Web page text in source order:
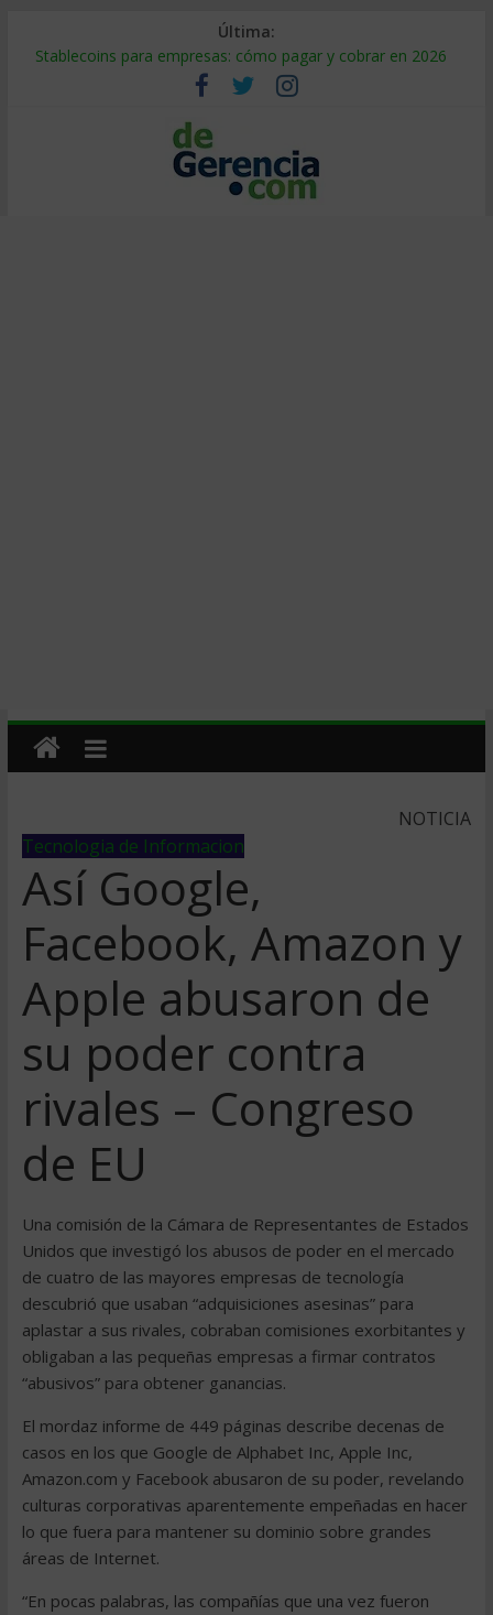
Última:
Stablecoins para empresas: cómo pagar y cobrar en 2026
Despido silencioso: qué es y por qué sale tan caro
IA en selección de personal: cómo auditarla a tiempo
Trabajo forzoso en la cadena de suministro: qué hacer
Mercado hispano de EE. UU.: cómo segmentarlo y venderle
NOTICIA
Tecnologia de Informacion
Así Google,
Facebook, Amazon y
Apple abusaron de
su poder contra
rivales – Congreso
de EU
Una comisión de la Cámara de Representantes de Estados
Unidos que investigó los abusos de poder en el mercado
de cuatro de las mayores empresas de tecnología
descubrió que usaban “adquisiciones asesinas” para
aplastar a sus rivales, cobraban comisiones exorbitantes y
obligaban a las pequeñas empresas a firmar contratos
“abusivos” para obtener ganancias.
El mordaz informe de 449 páginas describe decenas de
casos en los que Google de Alphabet Inc, Apple Inc,
Amazon.com y Facebook abusaron de su poder, revelando
culturas corporativas aparentemente empeñadas en hacer
lo que fuera para mantener su dominio sobre grandes
áreas de Internet.
“En pocas palabras, las compañías que una vez fueron